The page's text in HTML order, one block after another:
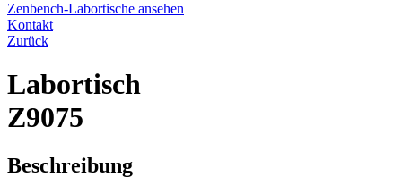
Zenbench-Labortische ansehen
Kontakt
Zurück
Labortisch
Z9075
Beschreibung